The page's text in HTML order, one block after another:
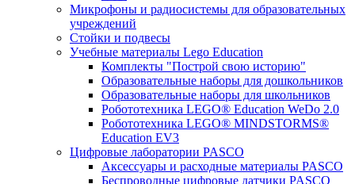
Микрофоны и радиосистемы для образовательных
учреждений
Стойки и подвесы
Учебные материалы Lego Education
Комплекты "Построй свою историю"
Образовательные наборы для дошкольников
Образовательные наборы для школьников
Робототехника LEGO® Education WeDo 2.0
Робототехника LEGO® MINDSTORMS®
Education EV3
Цифровые лаборатории PASCO
Аксессуары и расходные материалы PASCO
Беспроводные цифровые датчики PASCO